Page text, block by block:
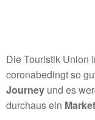
Die Touristik Union
coronabedingt so
Journey und es
durchaus ein